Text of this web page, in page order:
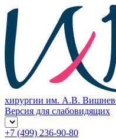
хирургии им. А.В.
Версия для слабовидящих
+7 (499) 236-90-80